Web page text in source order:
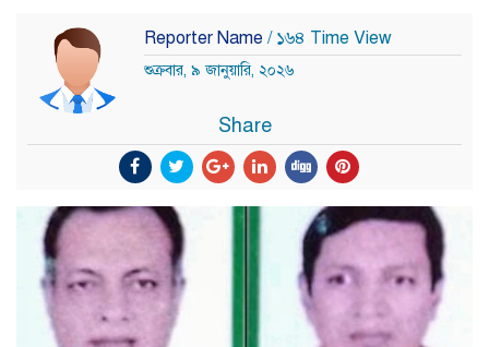
Reporter Name / ১৬৪ Time View
শুক্রবার, ৯ জানুয়ারি, ২০২৬
Share